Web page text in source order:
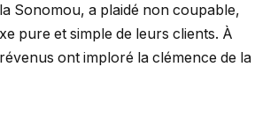
Sonomou, a plaidé non coupable,
pure et simple de leurs clients. À
ont imploré la clémence de la